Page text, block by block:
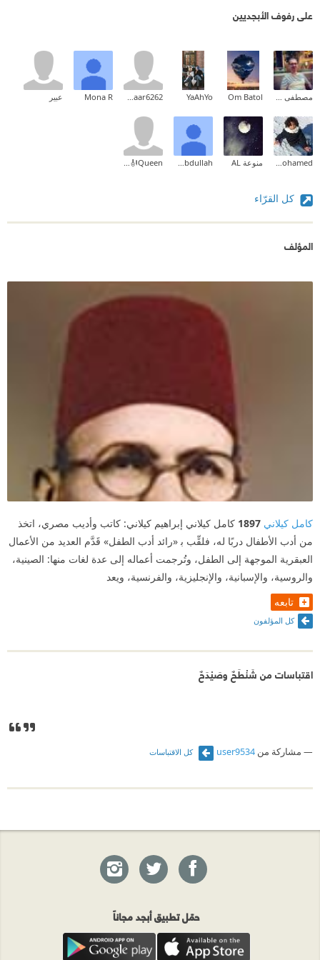
على رفوف الأبجديين
مصطفى عمر الفاروق Om Batol
YaAhYo
Lmaaar6262
Mona R عبير
Reham Mohamed منوعة AL Reem Abdullah
Queen🎻🎻
كل القرّاء
المؤلف
كامل كيلاني 1897 كامل كيلاني إبراهيم كيلاني: كاتب وأديب مصري، اتخذ
من أدب الأطفال دربًا له، فلقِّب ﺑ «رائد أدب الطفل» قَدَّم العديد من الأعمال
العبقرية الموجهة إلى الطفل، وتُرجمت أعماله إلى عدة لغات منها: الصينية،
والروسية، والإسبانية، والإنجليزية، والفرنسية، ويعد
تابعه
كل المؤلفون
اقتباسات من شَنْطَحٌ وصَيْدَحٌ
مشاركة من user9534 كل الاقتباسات
حمّل تطبيق أبجد مجاناً